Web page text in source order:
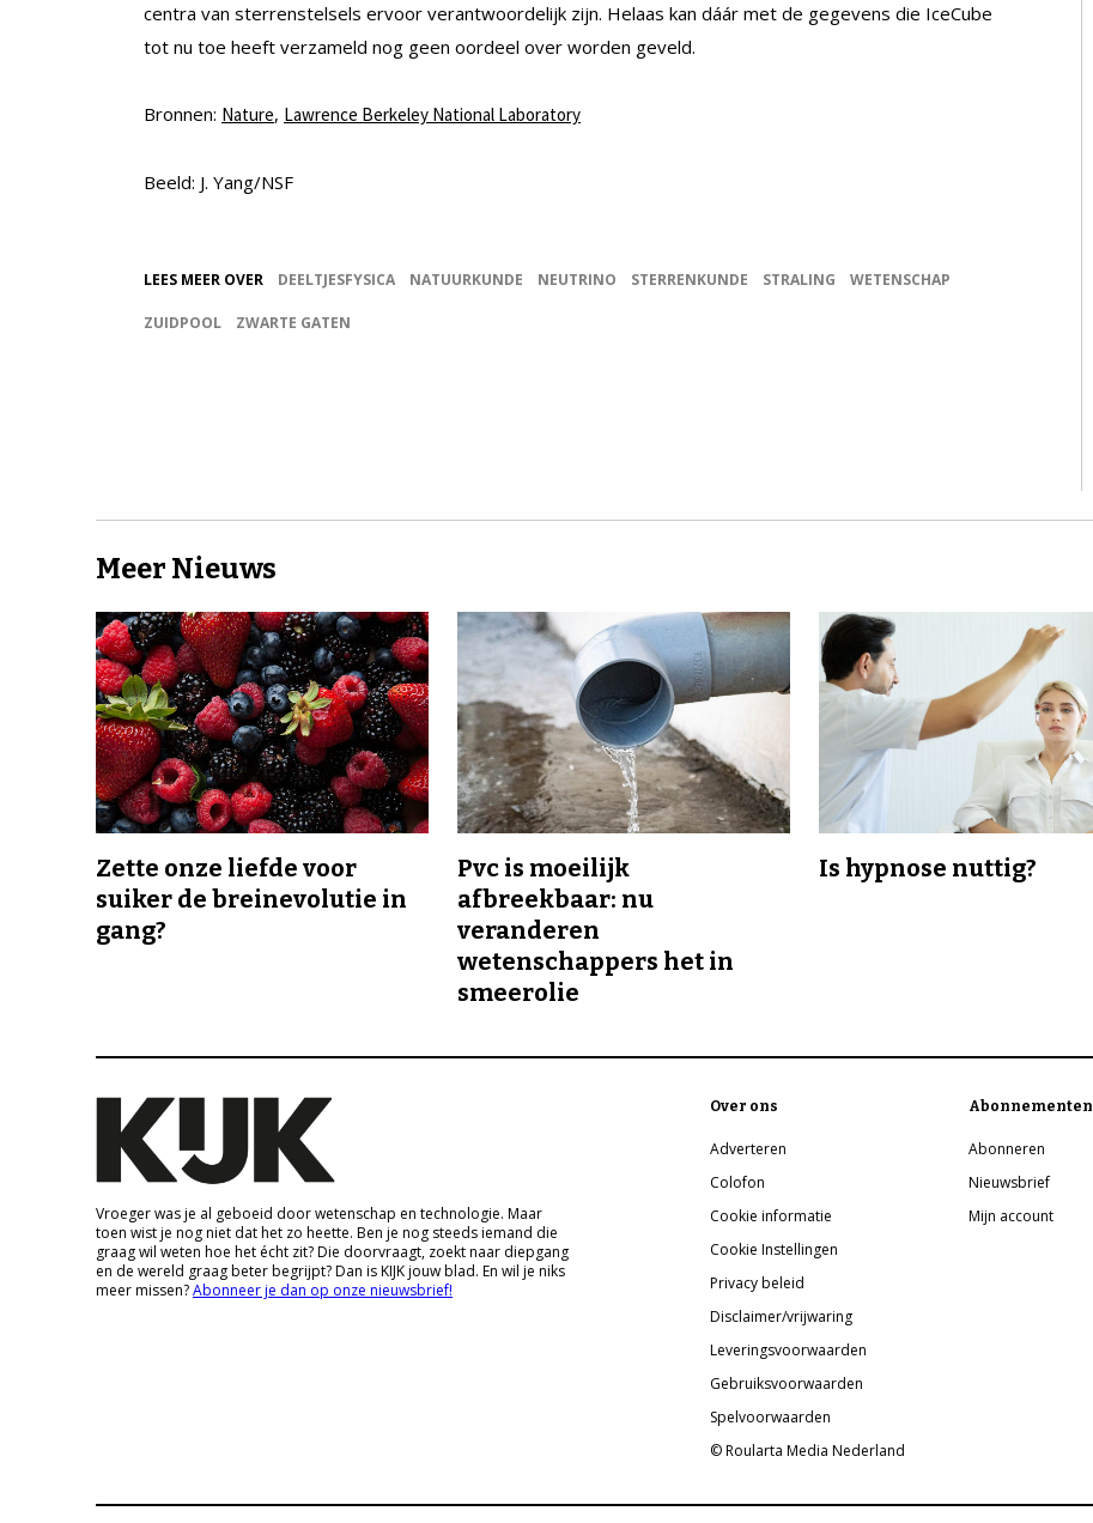
centra van sterrenstelsels ervoor verantwoordelijk zijn. Helaas kan dáár met de gegevens die IceCube
tot nu toe heeft verzameld nog geen oordeel over worden geveld.
Bronnen: Nature, Lawrence Berkeley National Laboratory
Beeld: J. Yang/NSF
LEES MEER OVER DEELTJESFYSICA NATUURKUNDE NEUTRINO STERRENKUNDE STRALING WETENSCHAP
ZUIDPOOL ZWARTE GATEN
Meer Nieuws
Zette onze liefde voor
suiker de breinevolutie in
gang?
Pvc is moeilijk
afbreekbaar: nu
veranderen
wetenschappers het in
smeerolie
Is hypnose nuttig?
Vroeger was je al geboeid door wetenschap en technologie. Maar
toen wist je nog niet dat het zo heette. Ben je nog steeds iemand die
graag wil weten hoe het écht zit? Die doorvraagt, zoekt naar diepgang
en de wereld graag beter begrijpt? Dan is KIJK jouw blad. En wil je niks
meer missen?Abonneer je dan op onze nieuwsbrief!
Over ons
Adverteren
Colofon
Cookie informatie
Cookie Instellingen
Privacy beleid
Disclaimer/vrijwaring
Leveringsvoorwaarden
Gebruiksvoorwaarden
Spelvoorwaarden
© Roularta Media Nederland
Abonnementen
Abonneren
Nieuwsbrief
Mijn account